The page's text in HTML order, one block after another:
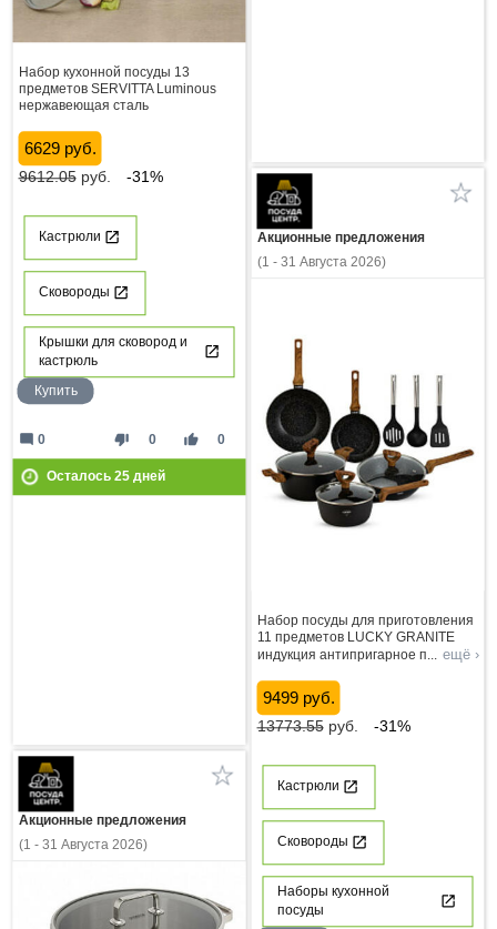
Набор кухонной посуды 13
предметов SERVITTA Luminous
нержавеющая сталь
6629 руб.
9612.05руб. -31%
Кастрюли
Сковороды
Крышки для сковород и
кастрюль
Купить
thumb_down 0 thumb_up 0
mode_comment 0
Осталось 25дней
Акционные предложения
(1 - 31 Августа 2026)
Набор посуды для приготовления
11 предметов LUCKY GRANITE
индукция антипригарное п... ещё ›
9499 руб.
13773.55руб. -31%
Кастрюли
Сковороды
Наборы кухонной
посуды
Акционные предложения
(1 - 31 Августа 2026)